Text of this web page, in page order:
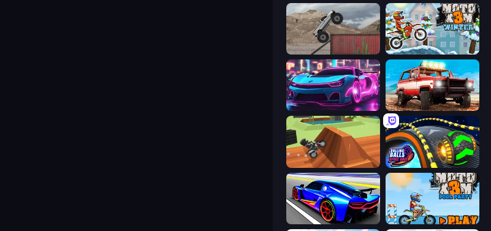
Hard Wheels Moto X3M 4 Winter
Cyber Cars Punk Racing 2 Offroad Masters Challenge
Blocky Trials Rolling Balls Space Race
Cyber Cars Punk Racing Moto X3M 5: Pool Party